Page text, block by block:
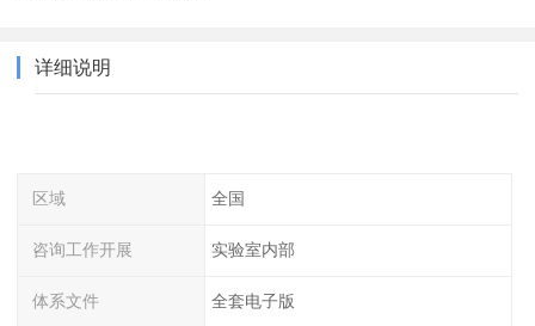
详细说明
区域 全国
咨询工作开展 实验室内部
体系文件 全套电子版